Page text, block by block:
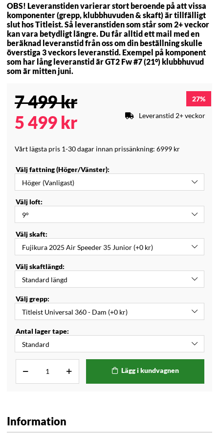
OBS! Leveranstiden varierar stort beroende på att vissa
komponenter (grepp, klubbhuvuden & skaft) är tillfälligt
slut hos Titleist. Så leveranstiden som står som 2+ veckor
kan vara betydligt längre. Du får alltid ett mail med en
beräknad leveranstid från oss om din beställning skulle
överstiga 3 veckors leveranstid. Exempel på komponent
som har lång leveranstid är GT2 Fw #7 (21°) klubbhuvud
som är mitten juni.
7 499kr
5 499 kr
Vårt lägsta pris 1-30 dagar innan prissänkning: 6999 kr
27
Leveranstid 2+ veckor
Välj fattning (Höger/Vänster):
Välj loft:
Välj skaft:
Välj skaftlängd:
Välj grepp:
Antal lager tape:
Lägg i kundvagnen
Information